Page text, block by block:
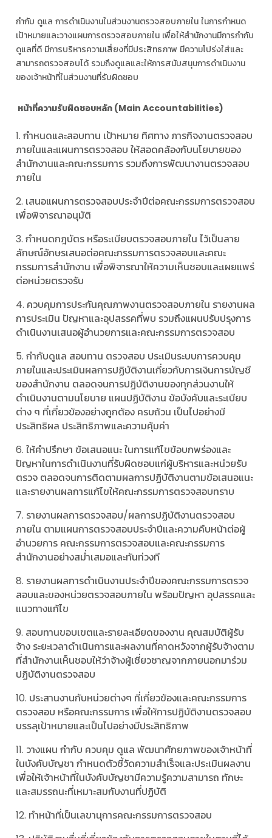
กำกับ ดูแล การดำเนินงานในส่วนงานตรวจสอบภายใน ในการกำหนด
เป้าหมายและวางแผนการตรวจสอบภายใน เพื่อให้สำนักงานมีการกำกับ
ดูแลที่ดี มีการบริหารความเสี่ยงที่มีประสิทธภาพ มีความโปร่งใส่และ
สามารถตรวจสอบได้ รวมถึงดูแลและให้การสนับสนุนการดำเนินงาน
ของเจ้าหน้าที่ในส่วนงานที่รับผิดชอบ
หน้าที่ความรับผิดชอบหลัก (Main Accountabilities)
1. กำหนดและสอบทาน เป้าหมาย ทิศทาง ภารกิจงานตรวจสอบ
ภายในและแผนการตรวจสอบ ให้สอดคล้องกับนโยบายของ
สำนักงานและคณะกรรมการ รวมถึงการพัฒนางานตรวจสอบ
ภายใน
2. เสนอแผนการตรวจสอบประจำปีต่อคณะกรรมการตรวจสอบ
เพื่อพิจารณาอนุมัติ
3. กำหนดกฎบัตร หรือระเบียบตรวจสอบภายใน ไว้เป็นลาย
ลักษณ์อักษรเสนอต่อคณะกรรมการตรวจสอบและคณะ
กรรมการสำนักงาน เพื่อพิจารณาให้ความเห็นชอบและเผยแพร่
ต่อหน่วยตรวจรับ
4. ควบคุมการประกันคุณภาพงานตรวจสอบภายใน รายงานผล
การประเมิน ปัญหาและอุปสรรคที่พบ รวมถึงแผนปรับปรุงการ
ดำเนินงานเสนอผู้อำนวยการและคณะกรรมการตรวจสอบ
5. กำกับดูแล สอบทาน ตรวจสอบ ประเมินระบบการควบคุม
ภายในและประเมินผลการปฏิบัติงานเกี่ยวกับการเงินการบัญชี
ของสำนักงาน ตลอดจนการปฏิบัติงานของทุกส่วนงานให้
ดำเนินงานตามนโยบาย แผนปฏิบัติงาน ข้อบังคับและระเบียบ
ต่าง ๆ ที่เกี่ยวข้องอย่างถูกต้อง ครบถ้วน เป็นไปอย่างมี
ประสิทธิผล ประสิทธิภาพและความคุ้มค่า
6. ให้คำปรึกษา ข้อเสนอแนะ ในการแก้ไขข้อบกพร่องและ
ปัญหาในการดำเนินงานที่รับผิดชอบแก่ผู้บริหารและหน่วยรับ
ตรวจ ตลอดจนการติดตามผลการปฏิบัติงานตามข้อเสนอแนะ
และรายงานผลการแก้ไขให้คณะกรรมการตรวจสอบทราบ
7. รายงานผลการตรวจสอบ/ผลการปฏิบัติงานตรวจสอบ
ภายใน ตามแผนการตรวจสอบประจำปีและความคืบหน้าต่อผู้
อำนวยการ คณะกรรมการตรวจสอบและคณะกรรมการ
สำนักงานอย่างสม่ำเสมอและทันท่วงที
8. รายงานผลการดำเนินงานประจำปีของคณะกรรมการตรวจ
สอบและของหน่วยตรวจสอบภายใน พร้อมปัญหา อุปสรรคและ
แนวทางแก้ไข
9. สอบทานขอบเขตและรายละเอียดของงาน คุณสมบัติผู้รับ
จ้าง ระยะเวลาดำเนินการและผลงานที่คาดหวังจากผู้รับจ้างตาม
ที่สำนักงานเห็นชอบให้ว่าจ้างผู้เชี่ยวชาญจากภายนอกมาร่วม
ปฏิบัติงานตรวจสอบ
10. ประสานงานกับหน่วยต่างๆ ที่เกี่ยวข้องและคณะกรรมการ
ตรวจสอบ หรือคณะกรรมการ เพื่อให้การปฏิบัติงานตรวจสอบ
บรรลุเป้าหมายและเป็นไปอย่างมีประสิทธิภาพ
11. วางแผน กำกับ ควบคุม ดูแล พัฒนาศักยภาพของเจ้าหน้าที่
ในบังคับบัญชา กำหนดตัวชี้วัดความสำเร็จและประเมินผลงาน
เพื่อให้เจ้าหน้าที่ในบังคับบัญชามีความรู้ความสามารถ ทักษะ
และสมรรถนะที่เหมาะสมกับงานที่ปฏิบัติ
12. ทำหน้าที่เป็นเลขานุการคณะกรรมการตรวจสอบ